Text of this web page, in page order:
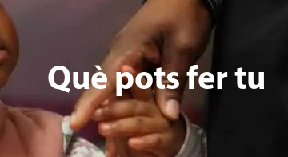
Què pots fer tu